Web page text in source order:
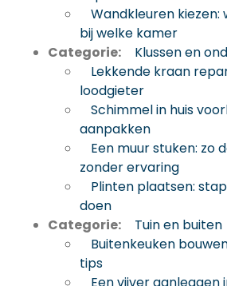
Wandkleuren kiezen:
bij welke kamer
Categorie:
Klussen en
Lekkende kraan
loodgieter
Schimmel in huis
aanpakken
Een muur stuken: zo
zonder ervaring
Plinten plaatsen:
doen
Categorie:
Tuin en buiten
Buitenkeuken
tips
Een vijver aanleggen